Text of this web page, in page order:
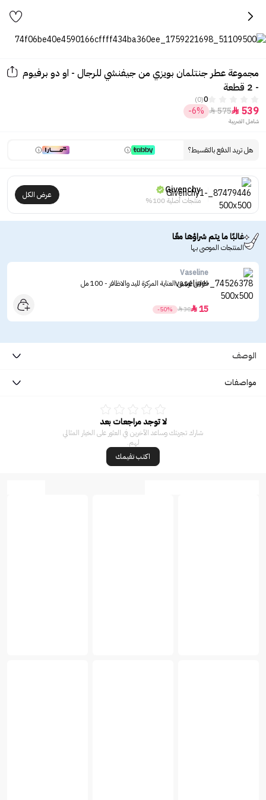
مجموعة عطر جنتلمان بويزي من جيفنشي للرجال - او دو برفيوم
- 2 قطعة
0
(0)
539

575

-6%
شامل الضريبة
هل تريد الدفع بالتقسيط؟
Givenchy
منتجات أصلية 100%
عرض الكل
غالبًا ما يتم شراؤها معًا
المنتجات الموصى بها
Vaseline
فازلين لوشن العناية المركزة لليد والاظافر - 100 مل
15

30

-50%
الوصف
مواصفات
لا توجد مراجعات بعد
شارك تجربتك وساعد الآخرين في العثور على الخيار المثالي
لهم.
اكتب تقيمك